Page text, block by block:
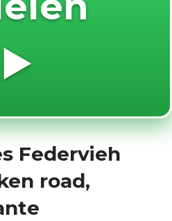
▶️
Federvieh
road,